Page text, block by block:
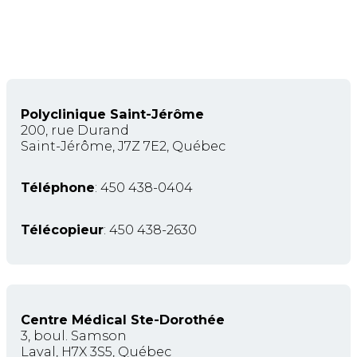
Polyclinique Saint-Jérôme
200, rue Durand
Saint-Jérôme, J7Z 7E2, Québec
Téléphone: 450 438-0404
Télécopieur: 450 438-2630
Centre Médical Ste-Dorothée
3, boul. Samson
Laval, H7X 3S5, Québec